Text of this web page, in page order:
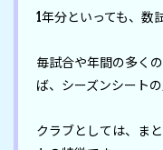
1年分といっても、数
毎試合や年間の多く
ば、シーズンシートの
クラブとしては、ま